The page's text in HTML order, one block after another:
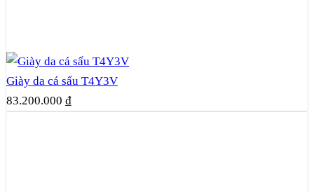
Giày da cá sấu T4Y3V
83.200.000 ₫